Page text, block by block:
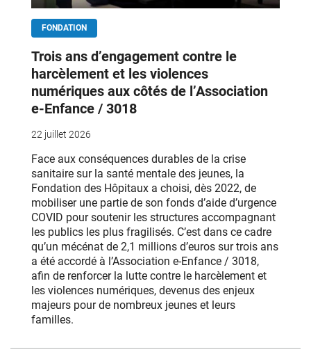
FONDATION
Trois ans d’engagement contre le
harcèlement et les violences
numériques aux côtés de l’Association
e-Enfance / 3018
22 juillet 2026
Face aux conséquences durables de la crise
sanitaire sur la santé mentale des jeunes, la
Fondation des Hôpitaux a choisi, dès 2022, de
mobiliser une partie de son fonds d’aide d’urgence
COVID pour soutenir les structures accompagnant
les publics les plus fragilisés. C’est dans ce cadre
qu’un mécénat de 2,1 millions d’euros sur trois ans
a été accordé à l’Association e-Enfance / 3018,
afin de renforcer la lutte contre le harcèlement et
les violences numériques, devenus des enjeux
majeurs pour de nombreux jeunes et leurs
familles.